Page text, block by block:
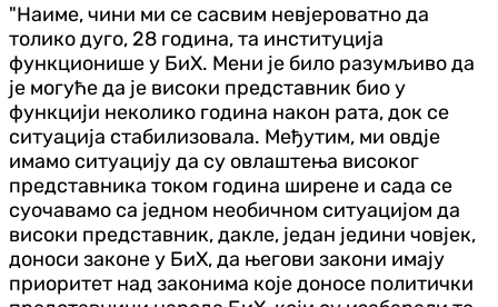
"Наиме, чини ми се сасвим невјероватно да
толико дуго, 28 година, та институција
функционише у БиХ. Мени је било разумљиво да
је могуће да је високи представник био у
функцији неколико година након рата, док се
ситуација стабилизовала. Међутим, ми овдје
имамо ситуацију да су овлаштења високог
представника током година ширене и сада се
суочавамо са једном необичном ситуацијом да
високи представник, дакле, један једини човјек,
доноси законе у БиХ, да његови закони имају
приоритет над законима које доносе политички